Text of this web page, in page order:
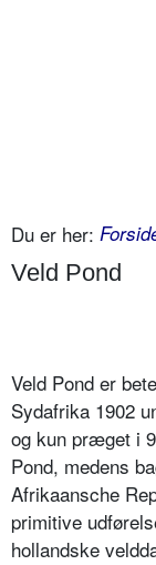
Du er her:
Veld Pond
Veld Pond er
Sydafrika 1902
og kun præget i
Pond, medens
Afrikaansche
primitive
hollandske